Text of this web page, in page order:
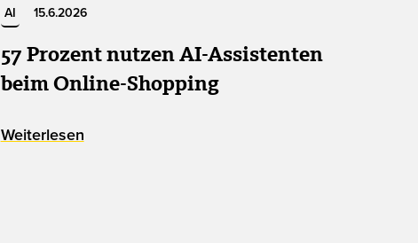
AI 15.6.2026
57 Prozent nutzen AI-Assistenten
beim Online-Shopping
Weiterlesen